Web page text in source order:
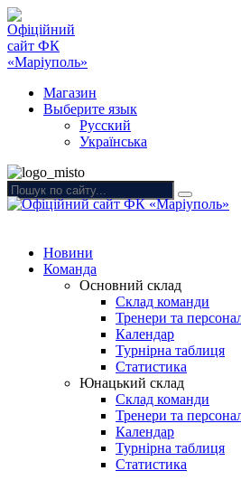
Магазин
Выберите язык
Русский
Українська
Новини
Команда
Основний склад
Склад команди
Тренери та
Календар
Турнірна таблиця
Статистика
Юнацький склад
Склад команди
Тренери та
Календар
Турнірна таблиця
Статистика